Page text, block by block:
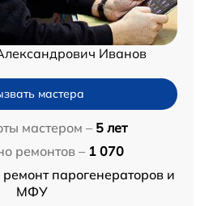
Иванов
мастера
мастером – 5 лет
ремонтов – 1 070
ремонт парогенераторов и
МФУ